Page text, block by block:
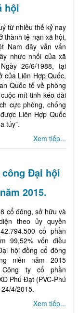
hội
từ nhiều thế kỷ nay
thành tệ nạn xã hội,
Nam đây vẫn vấn
nhức nhối của xã
26/6/1988, tại
của Liên Hợp Quốc,
Quốc tế về phòng
mít tinh kéo dài
cực phòng, chống
Liên Hợp Quốc
túy”.
Xem tiếp...
Đại hội
2015.
cổ đông, sở hữu và
theo ủy quyền
cổ phần
99,52% vốn điều
hội đồng cổ đông
niên năm 2015
ty cổ phần
Phú Đạt (PVC-Phú
4/2015.
Xem tiếp...